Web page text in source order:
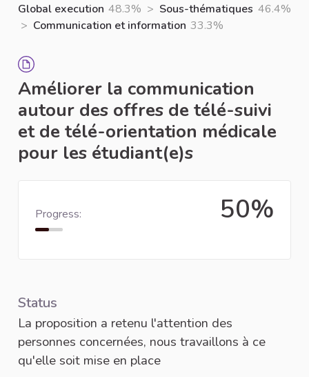
Global execution 48.3% > Sous-thématiques 46.4%
> Communication et information 33.3%
Améliorer la communication
autour des offres de télé-suivi
et de télé-orientation médicale
pour les étudiant(e)s
Progress: 50%
Status
La proposition a retenu l'attention des
personnes concernées, nous travaillons à ce
qu'elle soit mise en place